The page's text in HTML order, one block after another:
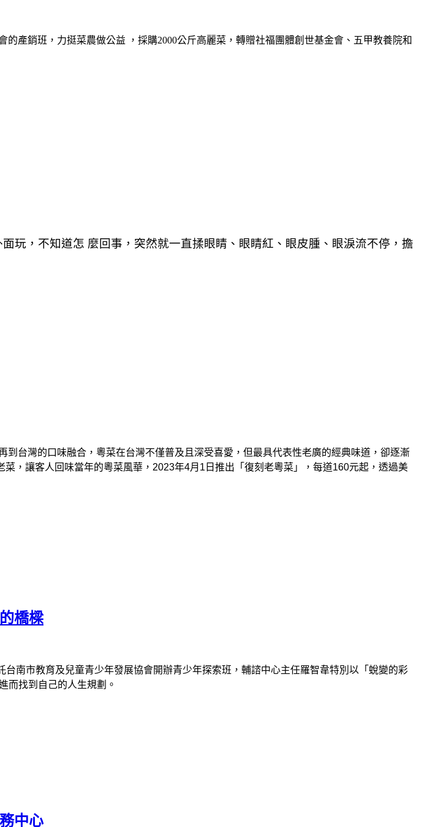
的產銷班，力挺菜農做公益 ，採購2000公斤高麗菜，轉贈社福團體創世基金會、五甲教養院和
玩，不知道怎 麼回事，突然就一直揉眼睛、眼睛紅、眼皮腫、眼淚流不停，擔
到台灣的口味融合，粵菜在台灣不僅普及且深受喜愛，但最具代表性老廣的經典味道，卻逐漸
，讓客人回味當年的粵菜風華， 2023年4月 1 日推出「復刻老粵菜」，每道160元起，透過美
橋樑
台南市教育及兒童青少年發展協會開辦青少年探索班，輔諮中心主任羅智韋特別以「蛻變的彩
而找到自己的人生規劃。
中心